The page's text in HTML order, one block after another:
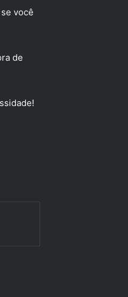
você
de